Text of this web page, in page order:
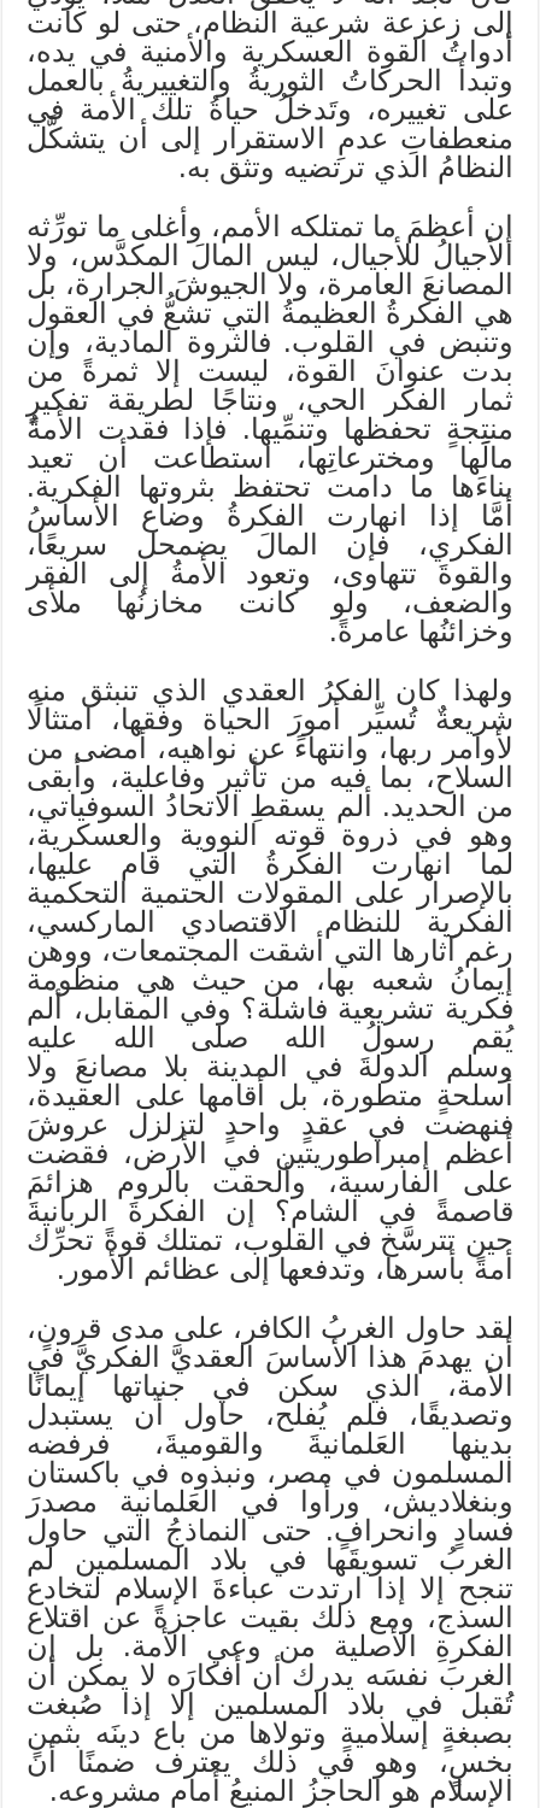
إلى زعزعة شرعية النظام، حتى لو كانت
أدواتُ القوة العسكرية والأمنية في يده،
وتبدأ الحركاتُ الثوريةُ والتغييريةُ بالعمل
على تغييره، وتَدخلُ حياةُ تلك الأمة في
منعطفاتِ عدمِ الاستقرار إلى أن يتشكَّل
النظامُ الذي ترتضيه وتثق به.
إن أعظمَ ما تمتلكه الأمم، وأغلى ما تورِّثه
الأجيالُ للأجيال، ليس المالَ المكدَّس، ولا
المصانعَ العامرة، ولا الجيوشَ الجرارة، بل
هي الفكرةُ العظيمةُ التي تشعُّ في العقول
وتنبض في القلوب. فالثروة المادية، وإن
بدت عنوانَ القوة، ليست إلا ثمرةً من
ثمار الفكر الحي، ونتاجًا لطريقة تفكيرٍ
منتِجةٍ تحفظها وتنمِّيها. فإذا فقدت الأمةُ
مالَها ومخترعاتِها، استطاعت أن تعيد
بناءَها ما دامت تحتفظ بثروتها الفكرية.
أمَّا إذا انهارت الفكرةُ وضاع الأساسُ
الفكري، فإن المالَ يضمحل سريعًا،
والقوةَ تتهاوى، وتعود الأمةُ إلى الفقر
والضعف، ولو كانت مخازنُها ملأى
وخزائنُها عامرةً.
ولهذا كان الفكرُ العقدي الذي تنبثق منه
شريعةٌ تُسيِّر أمورَ الحياة وفقها، امتثالًا
لأوامر ربها، وانتهاءً عن نواهيه، أمضى من
السلاح، بما فيه من تأثير وفاعلية، وأبقى
من الحديد. ألم يسقطِ الاتحادُ السوفياتي،
وهو في ذروة قوته النووية والعسكرية،
لما انهارت الفكرةُ التي قام عليها،
بالإصرار على المقولات الحتمية التحكمية
الفكرية للنظام الاقتصادي الماركسي،
رغم آثارها التي أشقت المجتمعات، ووهن
إيمانُ شعبه بها، من حيث هي منظومة
فكرية تشريعية فاشلة؟ وفي المقابل، ألم
يُقم رسولُ الله صلى الله عليه
وسلم الدولةَ في المدينة بلا مصانعَ ولا
أسلحةٍ متطورة، بل أقامها على العقيدة،
فنهضت في عقدٍ واحدٍ لتزلزل عروشَ
أعظم إمبراطوريتين في الأرض، فقضت
على الفارسية، وألحقت بالروم هزائمَ
قاصمةً في الشام؟ إن الفكرةَ الربانيةَ
حين تترسَّخ في القلوب، تمتلك قوةً تحرِّك
أمةً بأسرها، وتدفعها إلى عظائم الأمور.
لقد حاول الغربُ الكافر، على مدى قرونٍ،
أن يهدمَ هذا الأساسَ العقديَّ الفكريَّ في
الأمة، الذي سكن في جنباتها إيمانًا
وتصديقًا، فلم يُفلح، حاول أن يستبدل
بدينها العَلمانيةَ والقوميةَ، فرفضه
المسلمون في مصر، ونبذوه في باكستان
وبنغلاديش، ورأوا في العَلمانية مصدرَ
فسادٍ وانحرافٍ. حتى النماذجُ التي حاول
الغربُ تسويقَها في بلاد المسلمين لم
تنجح إلا إذا ارتدت عباءةَ الإسلام لتخادع
السذج، ومع ذلك بقيت عاجزةً عن اقتلاع
الفكرةِ الأصلية من وعي الأمة. بل إن
الغربَ نفسَه يدرك أن أفكارَه لا يمكن أن
تُقبل في بلاد المسلمين إلا إذا صُبغت
بصبغةٍ إسلاميةٍ وتولاها من باع دينَه بثمنٍ
بخسٍ، وهو في ذلك يعترف ضمنًا أن
الإسلام هو الحاجزُ المنيعُ أمام مشروعه.